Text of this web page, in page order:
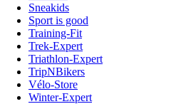
Sneakids
Sport is good
Training-Fit
Trek-Expert
Triathlon-Expert
TripNBikers
Vélo-Store
Winter-Expert